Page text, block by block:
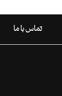
تماس با ما